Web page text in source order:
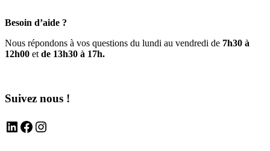
Besoin d’aide ?
Nous répondons à vos questions du lundi au vendredi de 7h30 à
12h00 et de 13h30 à 17h.
Suivez nous !
LinkedIn Facebook Instagram